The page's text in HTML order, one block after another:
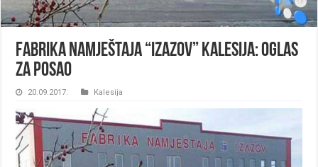
Fabrika namještaja “Izazov” Kalesija: Oglas
za posao
20.09.2017. Kalesija